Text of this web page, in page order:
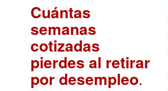
Cuántas
semanas
cotizadas
pierdes al retirar
por desempleo.